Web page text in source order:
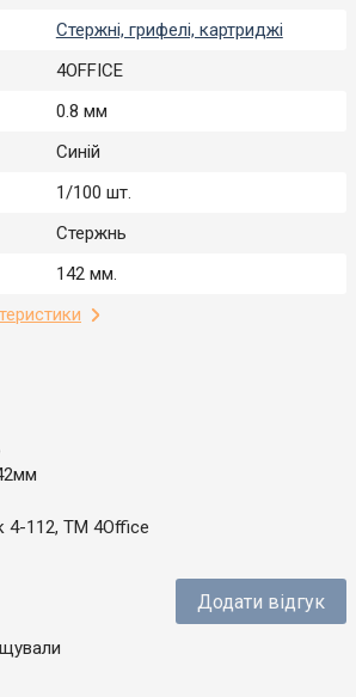
Стержні, грифелі, картриджі
4OFFICE
0.8 мм
Синій
1/100 шт.
Стержнь
142 мм.
4-112, ТМ 4Office
Додати відгук